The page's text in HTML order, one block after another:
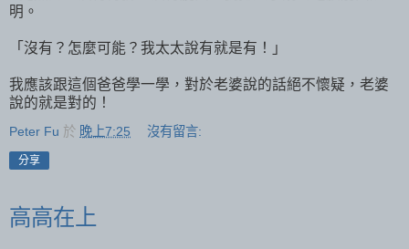
明。
「沒有？怎麼可能？我太太說有就是有！」
我應該跟這個爸爸學一學，對於老婆說的話絕不懷疑，老婆
說的就是對的！
Peter Fu 於 晚上7:25 沒有留言:
分享
高高在上